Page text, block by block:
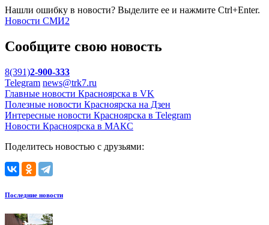
Нашли ошибку в новости? Выделите ее и нажмите Ctrl+Enter.
Новости СМИ2
Сообщите свою новость
8(391)2-900-333
Telegram news@trk7.ru
Главные новости Красноярска в VK
Полезные новости Красноярска на Дзен
Интересные новости Красноярска в Telegram
Новости Красноярска в МАКС
Поделитесь новостью с друзьями:
Последние новости